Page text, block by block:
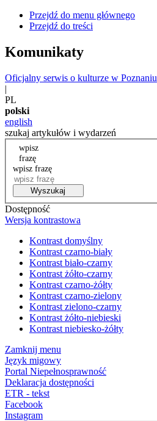
Przejdź do menu głównego
Przejdź do treści
Komunikaty
Oficjalny serwis o kulturze w Poznaniu
|
PL
polski
english
szukaj artykułów i wydarzeń
wpisz
frazę
wpisz frazę
Wyszukaj
Dostępność
Wersja kontrastowa
Kontrast domyślny
Kontrast czarno-biały
Kontrast biało-czarny
Kontrast żółto-czarny
Kontrast czarno-żółty
Kontrast czarno-zielony
Kontrast zielono-czarny
Kontrast żółto-niebieski
Kontrast niebiesko-żółty
Zamknij menu
Język migowy
Portal Niepełnosprawność
Deklaracja dostępności
ETR - tekst
Facebook
Instagram